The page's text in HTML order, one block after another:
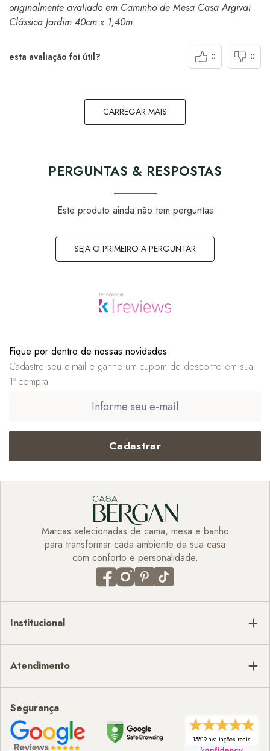
originalmente avaliado em Caminho de Mesa Casa Argivai
Clássica Jardim 40cm x 1,40m
esta avaliação foi útil? 0 0
CARREGAR MAIS
PERGUNTAS & RESPOSTAS
Este produto ainda não tem perguntas
SEJA O PRIMEIRO A PERGUNTAR
Fique por dentro de nossas novidades
Cadastre seu e-mail e ganhe um cupom de desconto em sua
1ª compra
Cadastrar
Marcas selecionadas de cama, mesa e banho
para transformar cada ambiente da sua casa
com conforto e personalidade.
Institucional
Atendimento
Segurança
15819 avaliações reais